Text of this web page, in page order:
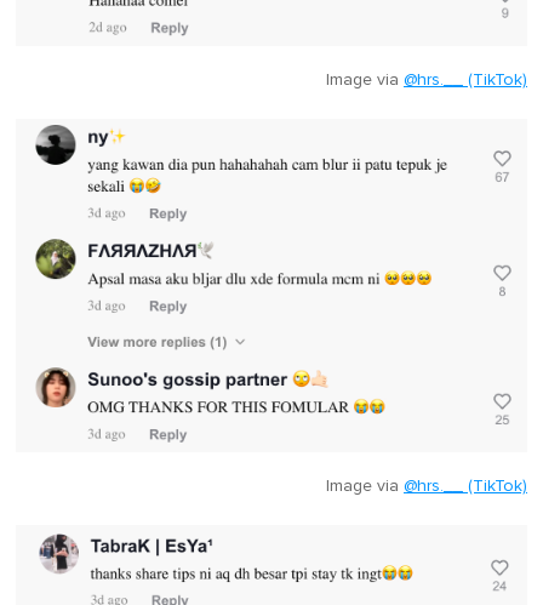
Image via @hrs.__ (TikTok)
Image via @hrs.__ (TikTok)